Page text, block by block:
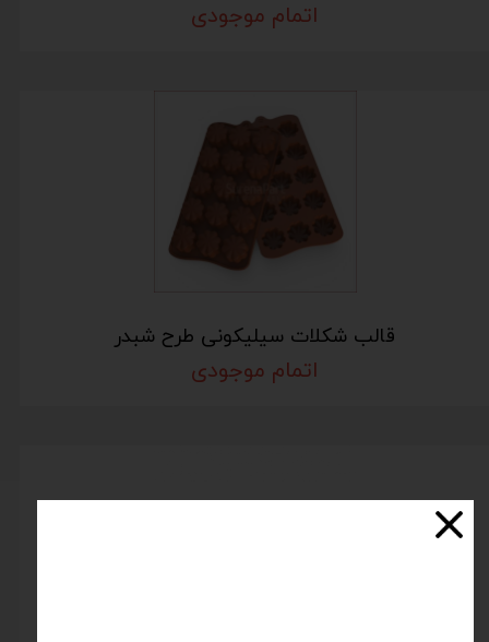
اتمام موجودی
قالب شکلات سیلیکونی طرح شبدر
اتمام موجودی